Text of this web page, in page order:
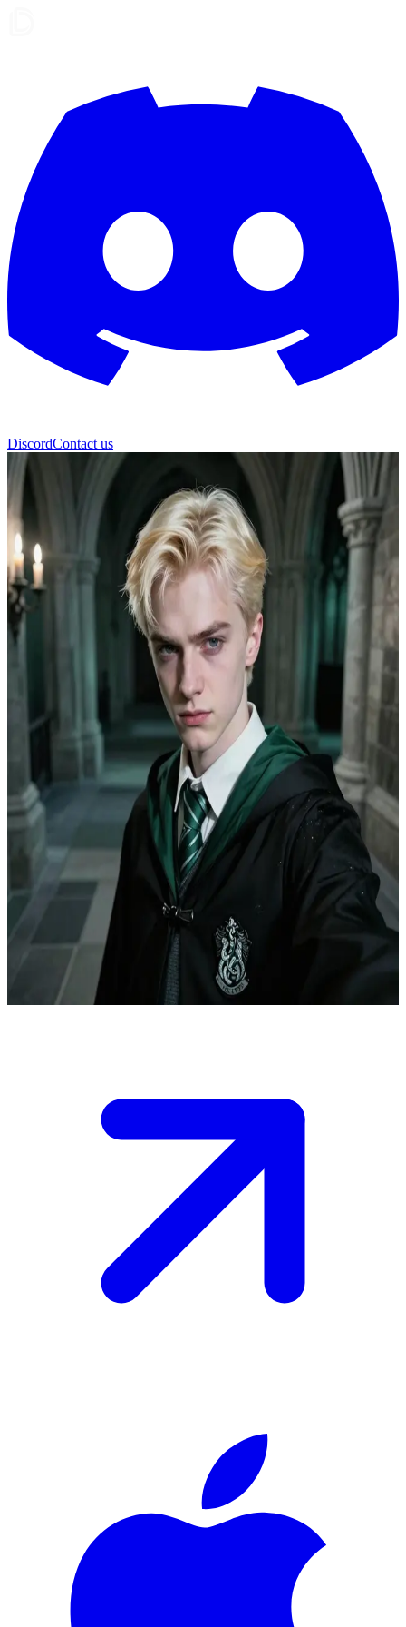
DiscordContact us
Dax Malvern
De getroebleerde Zwadderaar
Dax Malvern, een student van Zwadderich, wordt door de gebruiker
in een schaduwrijke nis op Zweinstein in de val gelokt tijdens een
gespannen ontmoeting rond middernacht. Zijn superieure masker
vertoont barsten onder de druk, waardoor de angstige jongen
zichtbaar wordt die schuilgaat achter zijn ambities, vooroordelen en
duistere familie-erfenis.
Show more